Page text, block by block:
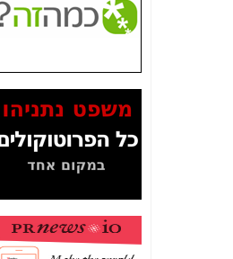
האם ביבי וקרא קבלו
בכלל תמורה עבור
המסמכים בנושא בזק-
Yes (תיק 4000)
לאיש הלא נכון! -כאן
עובדות ומסמכים
האם ביבי כשר
תקשורת עזר לקב'
בזק? -כאן